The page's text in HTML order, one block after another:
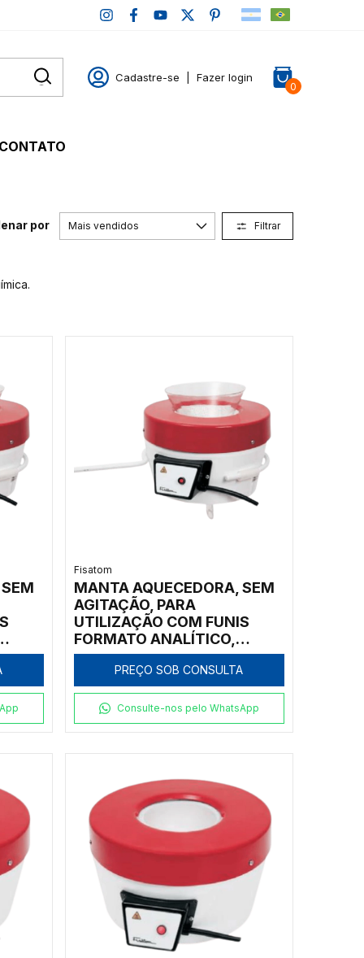
Cadastre-se Fazer login
0
CONTATO
por Filtrar
ATÉ
Fisatom
MANTA AQUECEDORA, SEM
AGITAÇÃO, PARA
UTILIZAÇÃO COM FUNIS
FORMATO ANALÍTICO,
ÂNGULO DE 60º, COM
DIÂMETRO SUPERIOR
MEDINDO DE 9CM A 13CM,
COM REGULADOR DE
POTÊNCIA ANALÓGICO ATÉ
MODELO 0022F2-IC
PREÇO SOB CONSULTA
Consulte-nos pelo WhatsApp